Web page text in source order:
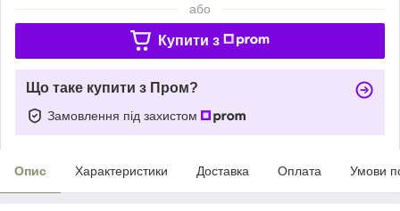
або
Купити з
Що таке купити з Пром?
Замовлення під захистом
Опис Характеристики Доставка Оплата Умови